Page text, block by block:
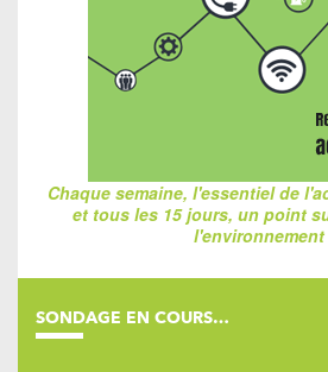
Chaque semaine, l'essentiel de
et tous les 15 jours, un point
SONDAGE EN COURS…